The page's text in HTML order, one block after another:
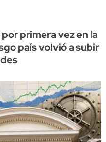
primera vez en la
país volvió a subir